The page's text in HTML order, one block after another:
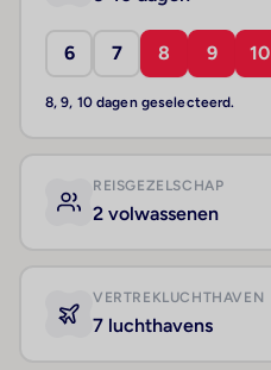
6 7 8 9 10
8, 9, 10 dagen geselecteerd.
REISGEZELSCHAP
2 volwassenen
VERTREKLUCHTHAVEN
7 luchthavens